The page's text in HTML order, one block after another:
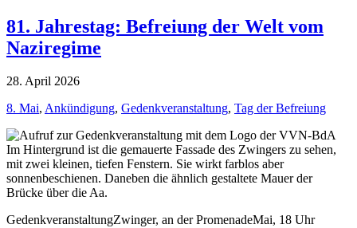
81. Jahrestag: Befreiung der Welt vom
Naziregime
28. April 2026
8. Mai, Ankündigung, Gedenkveranstaltung, Tag der Befreiung
GedenkveranstaltungZwinger, an der PromenadeMai, 18 Uhr